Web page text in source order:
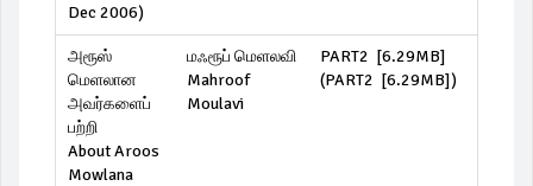
Dec 2006)
அரூஸ்
மெளலான
அவர்களைப்
பற்றி
About Aroos
Mowlana
மஃரூப் மெளலவி
Mahroof
Moulavi
PART2 [6.29MB]
(PART2 [6.29MB])